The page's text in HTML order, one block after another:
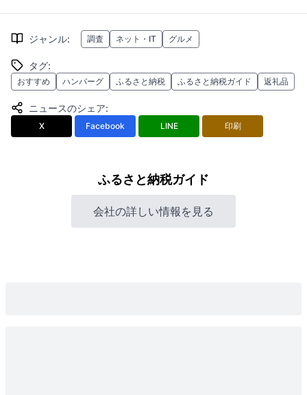
ジャンル: 調査 ネット・IT グルメ
タグ:
おすすめ ハンバーグ ふるさと納税 ふるさと納税ガイド 返礼品
ニュースのシェア:
X Facebook LINE 印刷
ふるさと納税ガイド
会社の詳しい情報を見る